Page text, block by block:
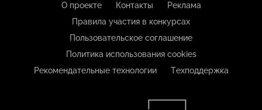
О проекте Контакты
Реклама
Правила участия в конкурсах
Пользовательское соглашение
Политика использования cookies
Рекомендательные технологии
Техподдержка